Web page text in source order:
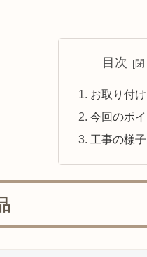
目次
お取り付
今回のポイ
工事の様子